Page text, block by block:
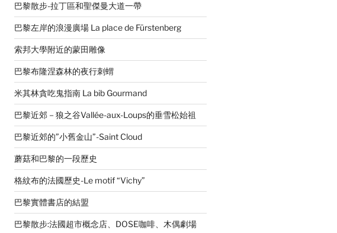
巴黎散步-拉丁區和聖傑曼大道一帶
巴黎左岸的浪漫廣場 La place de Fürstenberg
索邦大學附近的蒙田雕像
巴黎布隆涅森林的夜行刺蝟
米其林貪吃鬼指南 La bib Gourmand
巴黎近郊－狼之谷Vallée-aux-Loups的垂雪松始祖
巴黎近郊的”小舊金山”-Saint Cloud
蘑菇和巴黎的一段歷史
格紋布的法國歷史-Le motif “Vichy”
巴黎實體書店的結盟
巴黎散步:法國超市概念店、DOSE咖啡、木偶劇場